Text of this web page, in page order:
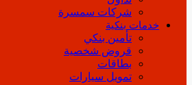
شركات سمسرة
خدمات بنكية
تأمين بنكي
قروض شخصية
بطاقات
تمويل سيارات